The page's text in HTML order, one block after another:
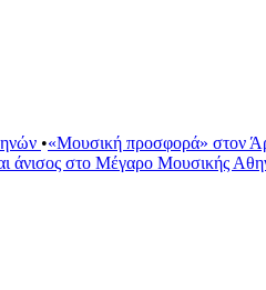
•«Μουσική προσφορά» στον
άνισος στο Μέγαρο Μουσικής